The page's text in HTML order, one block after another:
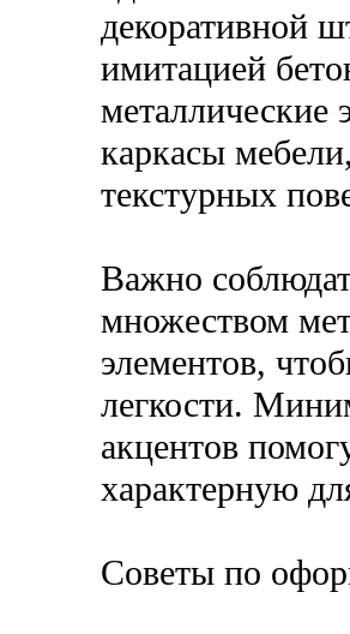
декоративной
имитацией
металлические
каркасы
текстурных
Важно
множеством
элементов,
легкости.
акцентов
характерную
Советы по